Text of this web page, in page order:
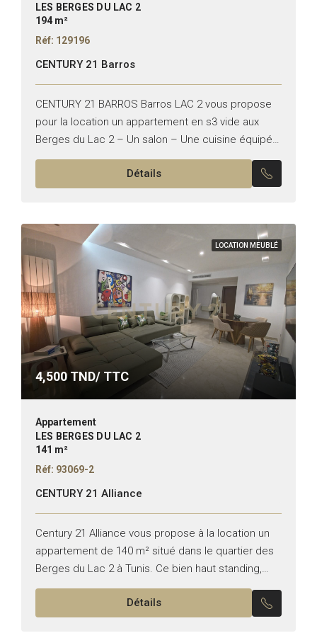
LES BERGES DU LAC 2
194 m²
Réf: 129196
CENTURY 21 Barros
CENTURY 21 BARROS Barros LAC 2 vous propose
pour la location un appartement en s3 vide aux
Berges du Lac 2 – Un salon – Une cuisine équipée
– Une suite parentale...
Détails
LOCATION MEUBLÉ
4,500TND/ TTC
Appartement
LES BERGES DU LAC 2
141 m²
Réf: 93069-2
CENTURY 21 Alliance
Century 21 Alliance vous propose à la location un
appartement de 140 m² situé dans le quartier des
Berges du Lac 2 à Tunis. Ce bien haut standing,
meublé avec soin, se...
Détails